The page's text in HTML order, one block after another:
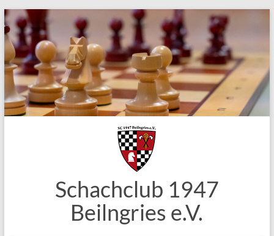
Zum
Inhalt
springen
Schachclub 1947
Beilngries e.V.